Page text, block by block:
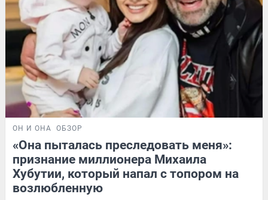
ОН И ОНА ОБЗОР
«Она пыталась преследовать меня»:
признание миллионера Михаила
Хубутии, который напал с топором на
возлюбленную